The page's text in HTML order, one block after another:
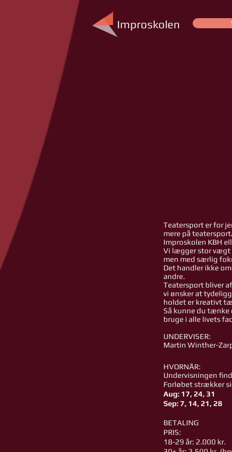
Improskolen
Teatersport er for
mere på
Improskolen KBH
Vi lægger stor vægt
men med særlig
Det handler ikke
andre.
Teatersport bliver
vi ønsker at
holdet er kreativt
Så kunne du tænke
bruge i alle livets
UNDERVISER:
Martin Winther-
HVORNÅR:
Undervisningen
Forløbet strækker
Aug: 17, 24, 31
Sep: 7, 14, 21, 28
BETALING
PRIS:
18-29 år: 2.000 kr.